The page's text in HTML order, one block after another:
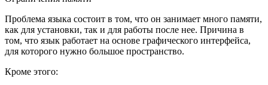
Проблема языка состоит в том, что он занимает много памяти,
как для установки, так и для работы после нее. Причина в
том, что язык работает на основе графического интерфейса,
для которого нужно большое пространство.
Кроме этого: